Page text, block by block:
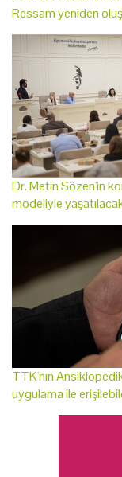
Ressam yeniden
Dr. Metin Sözen'in
modeliyle
TTK'nın
uygulama ile